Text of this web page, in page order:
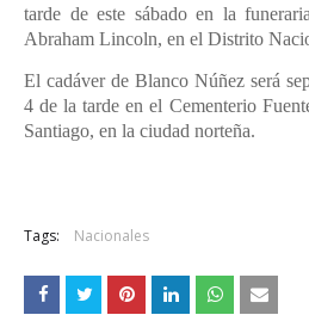
tarde de este sábado en la
Abraham Lincoln, en el Distrito
El cadáver de Blanco Núñez será
4 de la tarde en el Cementerio
Santiago, en la ciudad norteña.
Tags: Nacionales